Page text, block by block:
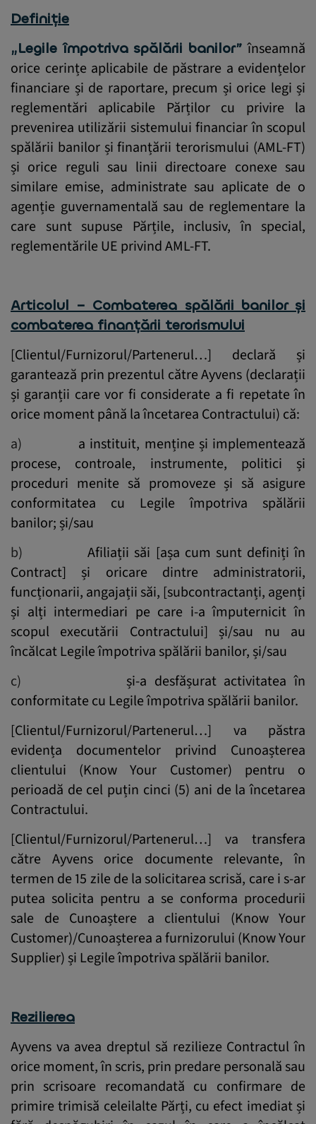
Definiție
„Legile împotriva spălării banilor”înseamnă
orice cerințe aplicabile de păstrare a evidențelor
financiare și de raportare, precum și orice legi și
reglementări aplicabile Părților cu privire la
prevenirea utilizării sistemului financiar în scopul
spălării banilor și finanțării terorismului (AML-FT)
și orice reguli sau linii directoare conexe sau
similare emise, administrate sau aplicate de o
agenție guvernamentală sau de reglementare la
care sunt supuse Părțile, inclusiv, în special,
reglementările UE privind AML-FT.
Articolul – Combaterea spălării banilor și
combaterea finanțării terorismului
[Clientul/Furnizorul/Partenerul…] declară și
garantează prin prezentul către Ayvens (declarații
și garanții care vor fi considerate a fi repetate în
orice moment până la încetarea Contractului) că:
a) a instituit, menține și implementează
procese, controale, instrumente, politici și
proceduri menite să promoveze și să asigure
conformitatea cu Legile împotriva spălării
banilor; și/sau
b)Afiliații săi [așa cum sunt definiți în
Contract] și oricare dintre administratorii,
funcționarii, angajații săi, [subcontractanți, agenți
și alți intermediari pe care i-a împuternicit în
scopul executării Contractului] și/sau nu au
încălcat Legile împotriva spălării banilor, și/sau
c) și-a desfășurat activitatea în
conformitate cu Legile împotriva spălării banilor.
[Clientul/Furnizorul/Partenerul…] va păstra
evidența documentelor privind Cunoașterea
clientului (Know Your Customer) pentru o
perioadă de cel puțin cinci (5) ani de la încetarea
Contractului.
[Clientul/Furnizorul/Partenerul…] va transfera
către Ayvens orice documente relevante, în
termen de 15 zile de la solicitarea scrisă, care i s-ar
putea solicita pentru a se conforma procedurii
sale de Cunoaștere a clientului (Know Your
Customer)/Cunoașterea a furnizorului (Know Your
Supplier) și Legile împotriva spălării banilor.
Rezilierea
Ayvens va avea dreptul să rezilieze Contractul în
orice moment, în scris, prin predare personală sau
prin scrisoare recomandată cu confirmare de
primire trimisă celeilalte Părți, cu efect imediat și